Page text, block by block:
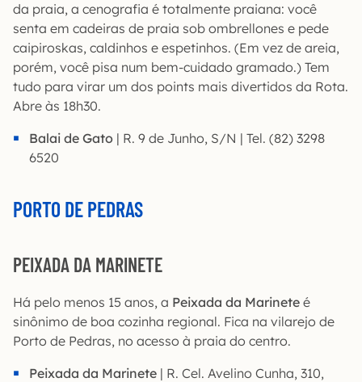
da praia, a cenografia é totalmente praiana: você
senta em cadeiras de praia sob ombrellones e pede
caipiroskas, caldinhos e espetinhos. (Em vez de areia,
porém, você pisa num bem-cuidado gramado.) Tem
tudo para virar um dos points mais divertidos da Rota.
Abre às 18h30.
Balai de Gato | R. 9 de Junho, S/N | Tel. (82) 3298
6520
PORTO DE PEDRAS
PEIXADA DA MARINETE
Há pelo menos 15 anos, a Peixada da Marinete é
sinônimo de boa cozinha regional. Fica na vilarejo de
Porto de Pedras, no acesso à praia do centro.
Peixada da Marinete | R. Cel. Avelino Cunha, 310,